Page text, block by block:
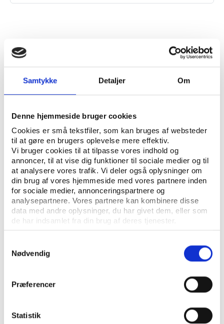
Samtykke Detaljer Om
Denne hjemmeside bruger cookies
Cookies er små tekstfiler, som kan bruges af websteder
til at gøre en brugers oplevelse mere effektiv.
Vi bruger cookies til at tilpasse vores indhold og
annoncer, til at vise dig funktioner til sociale medier og til
at analysere vores trafik. Vi deler også oplysninger om
din brug af vores hjemmeside med vores partnere inden
for sociale medier, annonceringspartnere og
analysepartnere. Vores partnere kan kombinere disse
data med andre oplysninger, du har givet dem, eller som
de har indsamlet fra din brug af deres tjenester.
Nødvendig
Præferencer
Statistik
Download rapporten for første
del af undersøgelsen
Idan UDGIVELSE MAJ 2025
Dataanvendelse til sundhedsfremme og
Besøg temasiden for